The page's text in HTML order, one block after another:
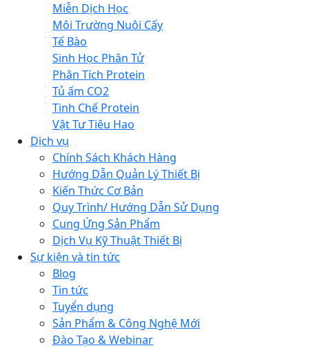
Miễn Dịch Học
Môi Trường Nuôi Cấy
Tế Bào
Sinh Học Phân Tử
Phân Tích Protein
Tủ ấm CO2
Tinh Chế Protein
Vật Tư Tiêu Hao
Dịch vụ
Chính Sách Khách Hàng
Hướng Dẫn Quản Lý Thiết Bị
Kiến Thức Cơ Bản
Quy Trình/ Hướng Dẫn Sử Dụng
Cung Ứng Sản Phẩm
Dịch Vụ Kỹ Thuật Thiết Bị
Sự kiện và tin tức
Blog
Tin tức
Tuyển dụng
Sản Phẩm & Công Nghệ Mới
Đào Tạo & Webinar